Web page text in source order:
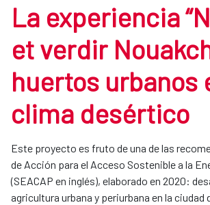
La experiencia
et verdir
huertos urbanos
clima desértico
Este proyecto es fruto de una de las
de Acción para el Acceso Sostenible a la
(SEACAP en inglés), elaborado en 2020:
agricultura urbana y periurbana en la